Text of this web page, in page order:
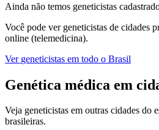
Ainda não temos geneticistas
Você pode ver geneticistas de cidades
online (telemedicina).
Ver geneticistas em todo o Brasil
Genética médica em
Veja geneticistas em outras cidades do
brasileiras.